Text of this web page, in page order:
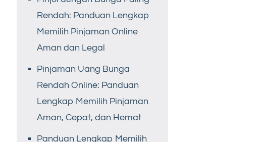
Rendah: Panduan Lengkap
Memilih Pinjaman Online
Aman dan Legal
Pinjaman Uang Bunga
Rendah Online: Panduan
Lengkap Memilih Pinjaman
Aman, Cepat, dan Hemat
Panduan Lengkap Memilih